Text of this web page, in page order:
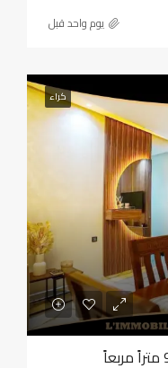
‏يوم واحد قبل
كراء